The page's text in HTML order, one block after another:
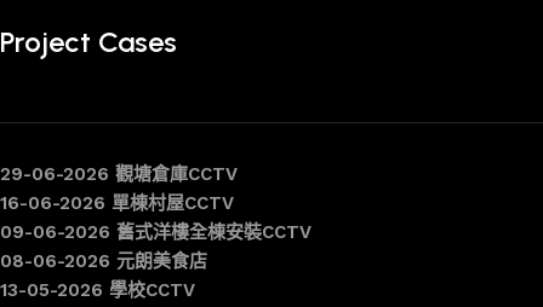
Project Cases
29-06-2026 觀塘倉庫CCTV
16-06-2026 單棟村屋CCTV
09-06-2026 舊式洋樓全棟安裝CCTV
08-06-2026 元朗美食店
13-05-2026 學校CCTV